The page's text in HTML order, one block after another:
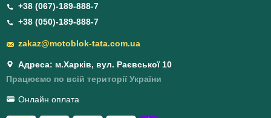
+38 (067)-189-888-7
+38 (050)-189-888-7
zakaz@motoblok-tata.com.ua
Адреса: м.Харків, вул. Раєвської 10
Працюємо по всій території України
Онлайн оплата